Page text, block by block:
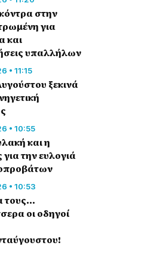
στην
για
και
υπαλλήλων
• 11:15
ξεκινά
• 10:55
και η
την ευλογιά
• 10:53
τους…
οι οδηγοί